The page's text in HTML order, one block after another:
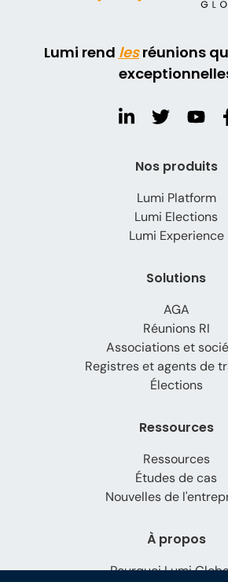
Lumi rend lesréunions
Nos produits
Lumi Platform
Lumi Elections
Lumi Experience
Solutions
AGA
Réunions RI
Associations et
Registres et agents de
Élections
Ressources
Ressources
Études de cas
Nouvelles de
À propos
Pourquoi Lumi